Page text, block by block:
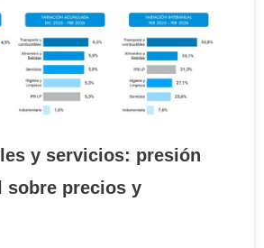
y servicios: presión
sobre precios y